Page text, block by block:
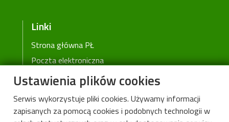
Linki
Strona główna PŁ
Poczta elektroniczna
Wikamp
Web Dziekanat
Biblioteka PŁ
Ustawienia plików cookies
Serwis wykorzystuje pliki cookies. Używamy informacji
zapisanych za pomocą cookies i podobnych technologii w